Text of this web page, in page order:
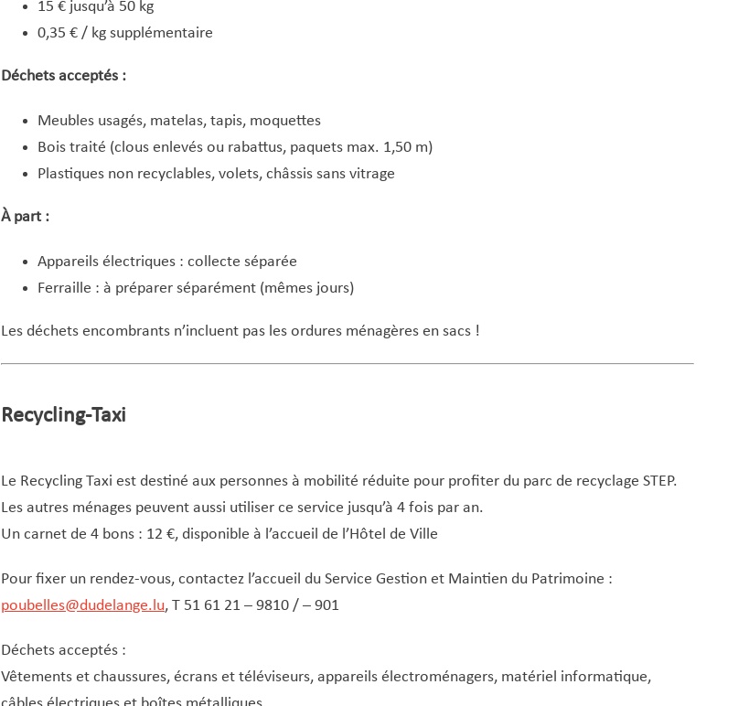
15 € jusqu’à 50 kg
0,35 € / kg supplémentaire
Déchets acceptés :
Meubles usagés, matelas, tapis, moquettes
Bois traité (clous enlevés ou rabattus, paquets max. 1,50 m)
Plastiques non recyclables, volets, châssis sans vitrage
À part :
Appareils électriques : collecte séparée
Ferraille : à préparer séparément (mêmes jours)
Les déchets encombrants n’incluent pas les ordures ménagères en sacs !
Recycling-Taxi
Le Recycling Taxi est destiné aux personnes à mobilité réduite pour profiter du parc de recyclage STEP.
Les autres ménages peuvent aussi utiliser ce service jusqu’à 4 fois par an.
Un carnet de 4 bons : 12 €, disponible à l’accueil de l’Hôtel de Ville
Pour fixer un rendez-vous, contactez l’accueil du Service Gestion et Maintien du Patrimoine :
poubelles@dudelange.lu, T 51 61 21 – 9810 / – 901
Déchets acceptés :
Vêtements et chaussures, écrans et téléviseurs, appareils électroménagers, matériel informatique,